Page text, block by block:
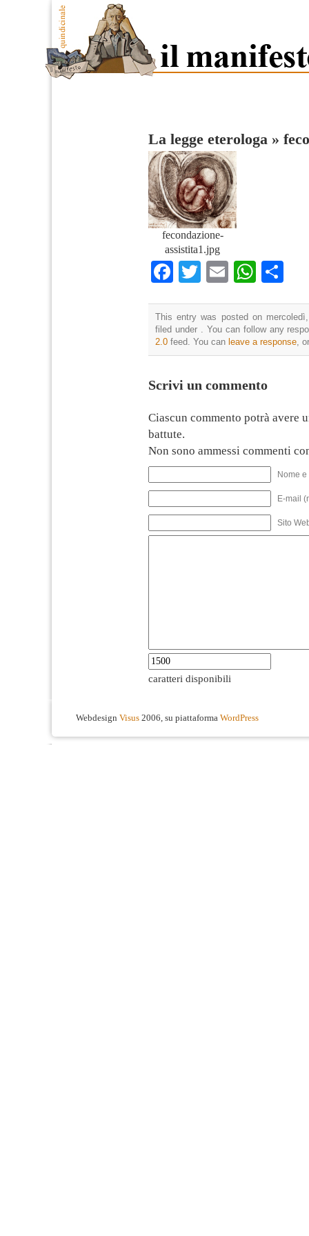
La legge eterologa »
fecondazione-
assistita1.jpg
Facebook
TwitterEmail
This entry was posted on
filed under . You can follow any
2.0 feed. You can leave a response,
Scrivi un commento
Ciascun commento potrà avere
battute.
Non sono ammessi commenti
Nome
E-mail
Sito
caratteri disponibili
Webdesign Visus 2006, su piattaforma WordPress